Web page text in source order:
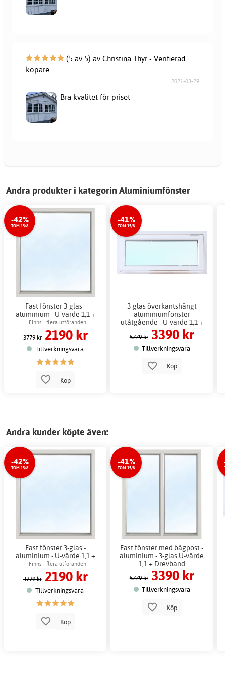
(5 av 5) av Christina Thyr - Verifierad
köpare
2021-03-29
Bra kvalitet för priset
Andra produkter i kategorin Aluminiumfönster
-42%
TOM 15/8
Fast fönster 3-glas -
aluminium - U-värde 1,1 +
Drevband
Finns i flera utföranden
3779 kr 2190 kr
Tillverkningsvara
Köp
-41%
TOM 15/8
3-glas överkantshängt
aluminiumfönster
utåtgående - U-värde 1,1 +
Drevband
5779 kr 3390 kr
Tillverkningsvara
Köp
Andra kunder köpte även:
-42%
TOM 15/8
Fast fönster 3-glas -
aluminium - U-värde 1,1 +
Drevband
Finns i flera utföranden
3779 kr 2190 kr
Tillverkningsvara
Köp
-41%
TOM 15/8
Fast fönster med bågpost -
aluminium - 3-glas U-värde
1,1 + Drevband
5779 kr 3390 kr
Tillverkningsvara
Köp